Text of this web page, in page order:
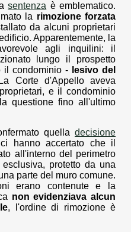
sentenza è emblematico.
la rimozione forzata
da alcuni proprietari
Apparentemente, la
agli inquilini: il
lungo il prospetto
il condominio - lesivo del
Corte d'Appello aveva
e il condominio
questione fino all'ultimo
quella decisione
hanno accertato che il
all'interno del perimetro
esclusiva, protetto da una
parte del muro comune.
erano contenute e la
non evidenziava alcun
, l'ordine di rimozione è